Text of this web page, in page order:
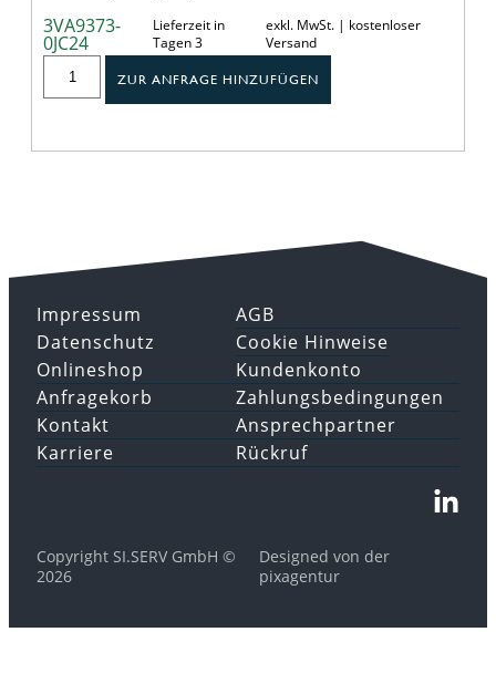
3VA9373-
0JC24
Lieferzeit in
Tagen 3
exkl. MwSt. | kostenloser
Versand
ZUR ANFRAGE HINZUFÜGEN
Impressum
Datenschutz
AGB
Cookie Hinweise
Onlineshop
Anfragekorb
Kundenkonto
Zahlungsbedingungen
Kontakt
Karriere
Ansprechpartner
Rückruf
Copyright SI.SERV GmbH ©
2026
Designed von der
pixagentur